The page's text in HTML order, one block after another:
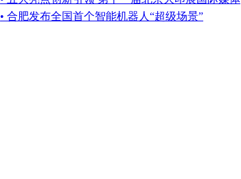
• 合肥发布全国首个智能机器人“超级场景”